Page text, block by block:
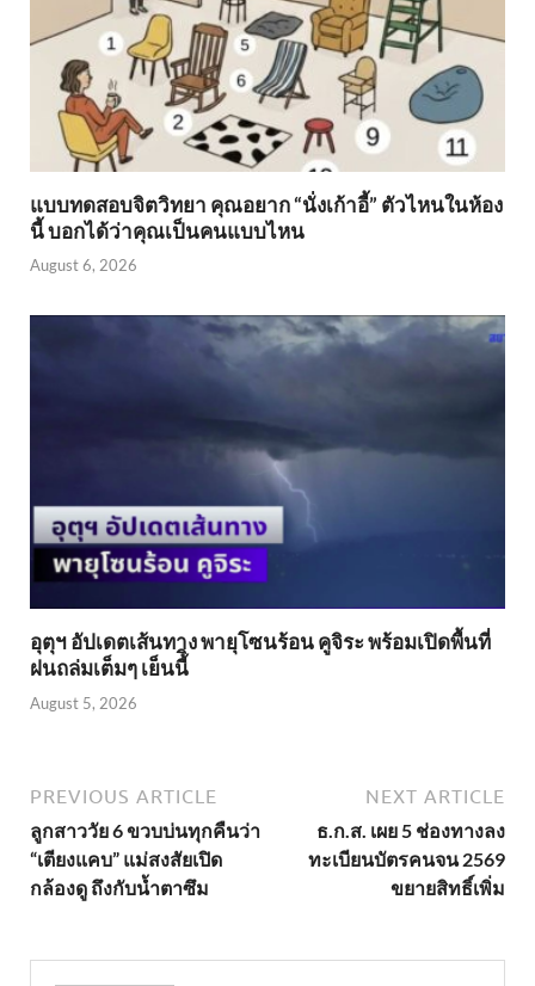
แบบทดสอบจิตวิทยา คุณอยาก “นั่งเก้าอี้” ตัวไหนในห้อง
นี้ บอกได้ว่าคุณเป็นคนแบบไหน
August 6, 2026
อุตุฯ อัปเดตเส้นทาง พายุโซนร้อน คูจิระ พร้อมเปิดพื้นที่
ฝนถล่มเต็มๆ เย็นนี้ิ
August 5, 2026
PREVIOUS ARTICLE
ลูกสาววัย 6 ขวบบ่นทุกคืนว่า
“เตียงแคบ” แม่สงสัยเปิด
กล้องดู ถึงกับน้ำตาซึม
NEXT ARTICLE
ธ.ก.ส. เผย 5 ช่องทางลง
ทะเบียนบัตรคนจน 2569
ขยายสิทธิ์เพิ่ม